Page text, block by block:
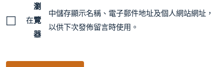
在
瀏
覽
器
中儲存顯示名稱、電子郵件地址及個人網站網址，
以供下次發佈留言時使用。